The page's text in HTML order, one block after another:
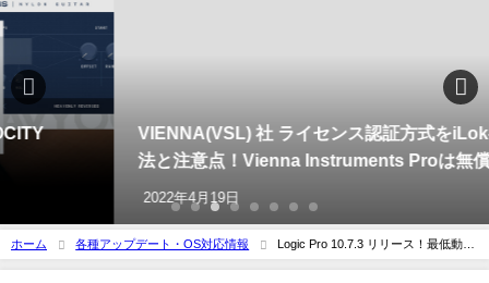
VIENNA(VSL) 社 ライセンス認証方式をiLokへの変更方
法と注意点！Vienna Instruments Proは無償に！
ホーム 各種アップデート・OS対応情報
Logic Pro 10.7.3 リリース！最低動作
環境はBig Surも条件付OK